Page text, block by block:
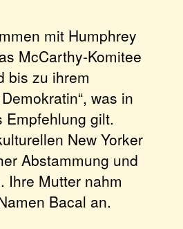
mit Humphrey
McCarthy-Komitee
bis zu ihrem
was in
Empfehlung gilt.
New Yorker
Abstammung und
Ihre Mutter nahm
Bacal an.